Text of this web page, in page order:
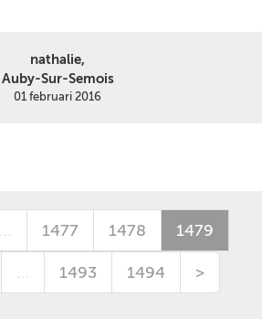
nathalie,
Auby-Sur-Semois
01 februari 2016
… 1477 1478 1479
… 1493 1494 >